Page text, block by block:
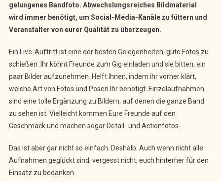
Wie
Ihr
An
Fotos
Für
Eure
Band
Kommt
gelungenes Bandfoto. Abwechslungsreiches Bildmaterial
wird immer benötigt, um Social-Media-Kanäle zu füttern und
Veranstalter von eurer Qualität zu überzeugen.
Ein Live-Auftritt ist eine der besten Gelegenheiten, gute Fotos zu
schießen. Ihr könnt Freunde zum Gig einladen und sie bitten, ein
paar Bilder aufzunehmen. Helft Ihnen, indem ihr vorher klärt,
welche Art von Fotos und Posen Ihr benötigt. Einzelaufnahmen
sind eine tolle Ergänzung zu Bildern, auf denen die ganze Band
zu sehen ist. Vielleicht kommen Eure Freunde auf den
Geschmack und machen sogar Detail- und Actionfotos.
Das ist aber gar nicht so einfach. Deshalb: Auch wenn nicht alle
Aufnahmen geglückt sind, vergesst nicht, euch hinterher für den
Einsatz zu bedanken.